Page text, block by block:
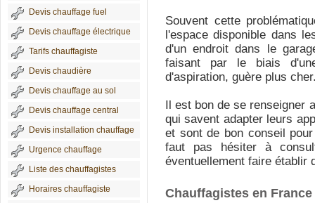
Devis chauffage fuel
Devis chauffage électrique
Tarifs chauffagiste
Devis chaudière
Devis chauffage au sol
Devis chauffage central
Devis installation chauffage
Urgence chauffage
Liste des chauffagistes
Horaires chauffagiste
Souvent cette
l'espace disponible dans
d'un endroit dans le
faisant par le biais
d'aspiration, guère plus
Il est bon de se renseigner
qui savent adapter leurs
et sont de bon conseil
faut pas hésiter à
éventuellement faire établir
Chauffagistes en